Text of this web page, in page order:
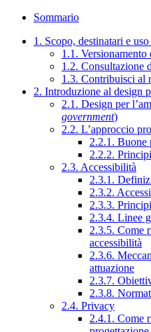
Sommario
1. Scopo, destinatari e
1.1. Versionamento
1.2. Consultazione
1.3. Contribuisci al
2. Introduzione al design
2.1. Design per
government)
2.2. L’approccio
2.2.1. Buone
2.2.2. Principi
2.3. Accessibilità
2.3.1.
2.3.2.
2.3.3.
2.3.4. Linee
2.3.5. Come
accessibilità
2.3.6.
attuazione
2.3.7.
2.3.8.
2.4. Privacy
2.4.1. Come